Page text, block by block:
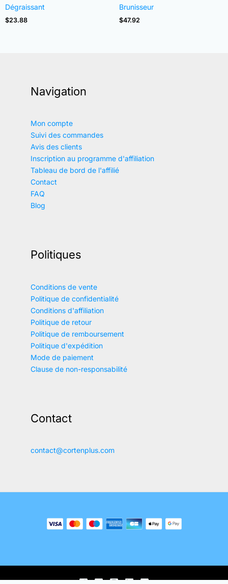
Note
4.82
sur 5
Dégraissant
$23.88
Note
4.83
sur 5
Brunisseur
$47.92
Navigation
Mon compte
Suivi des commandes
Avis des clients
Inscription au programme d'affiliation
Tableau de bord de l'affilié
Contact
FAQ
Blog
Politiques
Conditions de vente
Politique de confidentialité
Conditions d'affiliation
Politique de retour
Politique de remboursement
Politique d'expédition
Mode de paiement
Clause de non-responsabilité
Contact
contact@cortenplus.com